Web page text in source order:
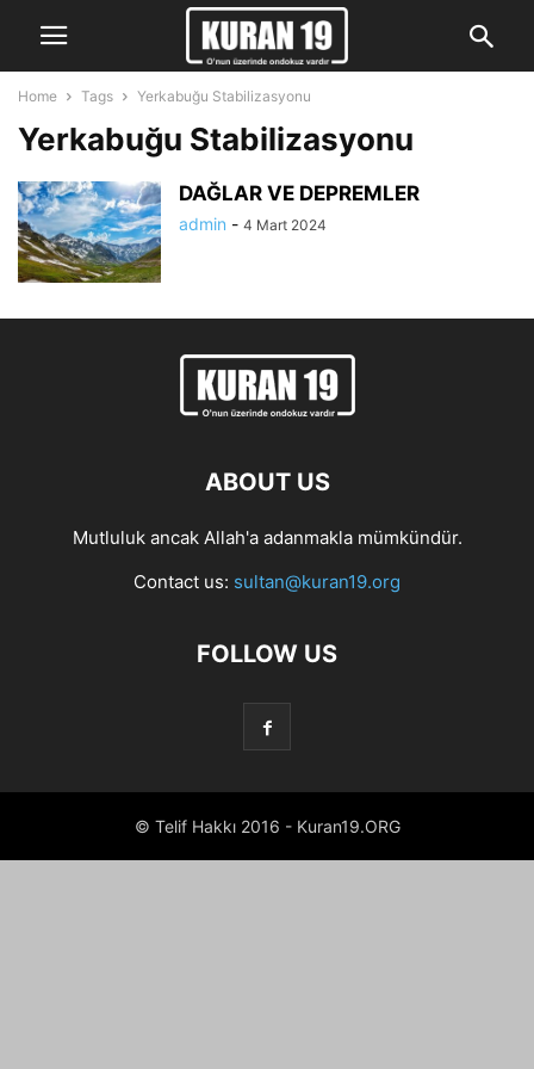
Home Tags Yerkabuğu Stabilizasyonu
Yerkabuğu Stabilizasyonu
DAĞLAR VE DEPREMLER
admin - 4 Mart 2024
ABOUT US
Mutluluk ancak Allah'a adanmakla mümkündür.
Contact us: sultan@kuran19.org
FOLLOW US
© Telif Hakkı 2016 - Kuran19.ORG